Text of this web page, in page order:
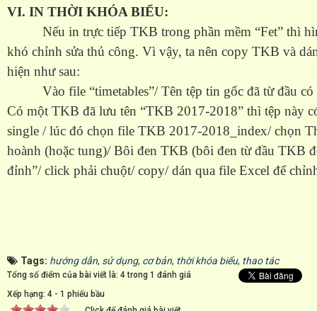
VI. IN THỜI KHÓA BIỂU:
Nếu in trực tiếp TKB trong phần mềm “Fet” thì
khó chỉnh sửa thủ công. Vì vậy, ta nên copy TKB và
hiện như sau:
Vào file “timetables”/ Tên tệp tin gốc đã từ đầu
Có một TKB đã lưu tên “TKB 2017-2018” thì tệp này
single / lúc đó chọn file TKB 2017-2018_index/ chọn
hoành (hoặc tung)/ Bôi đen TKB (bôi đen từ đầu TKB
đỉnh”/ click phải chuột/ copy/ dán qua file Excel để
Tags: hướng dẫn, sử dụng, cơ bản, thời khóa biểu, thao tác
Tổng số điểm của bài viết là: 4 trong 1 đánh giá
Xếp hạng: 4 - 1 phiếu bầu